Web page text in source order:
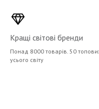
Кращі світові бренди
Понад 8000 товарів. 50
усього світу